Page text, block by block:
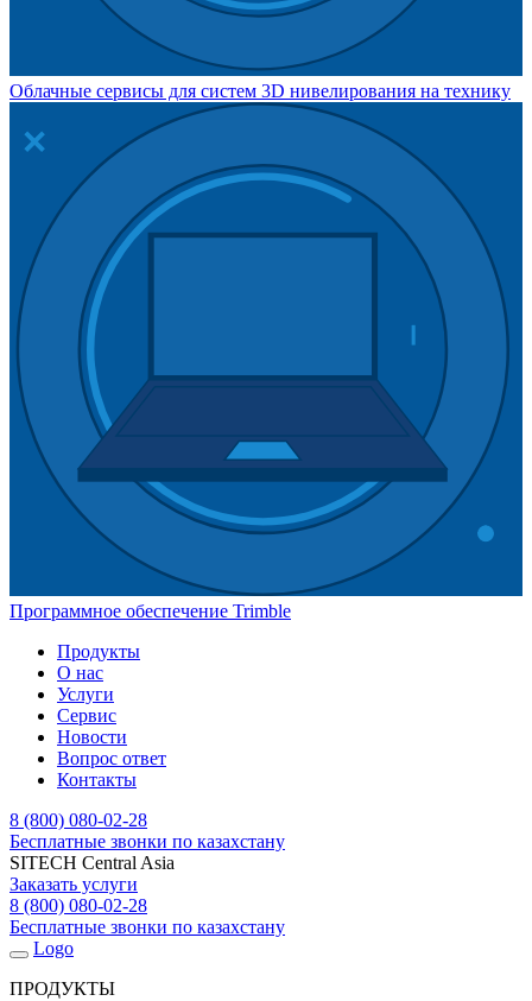
Облачные сервисы для систем 3D нивелирования на технику
Программное обеспечение Trimble
Продукты
О нас
Услуги
Сервис
Новости
Вопрос ответ
Контакты
8 (800) 080-02-28
Бесплатные звонки по казахстану
SITECH Central Asia
Заказать услуги
8 (800) 080-02-28
Бесплатные звонки по казахстану
Logo
ПРОДУКТЫ